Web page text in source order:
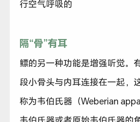
行空气呼吸的
隔“骨”有耳
鳔的另一种功能是增强听觉。
段小骨头与内耳连接在一起，
称为韦伯氏器（Weberian